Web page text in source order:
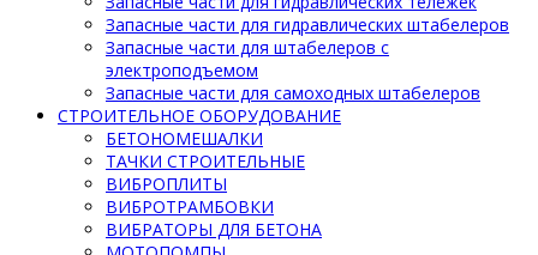
Запасные части для гидравлических штабелеров
Запасные части для штабелеров с
электроподъемом
Запасные части для самоходных штабелеров
СТРОИТЕЛЬНОЕ ОБОРУДОВАНИЕ
БЕТОНОМЕШАЛКИ
ТАЧКИ СТРОИТЕЛЬНЫЕ
ВИБРОПЛИТЫ
ВИБРОТРАМБОВКИ
ВИБРАТОРЫ ДЛЯ БЕТОНА